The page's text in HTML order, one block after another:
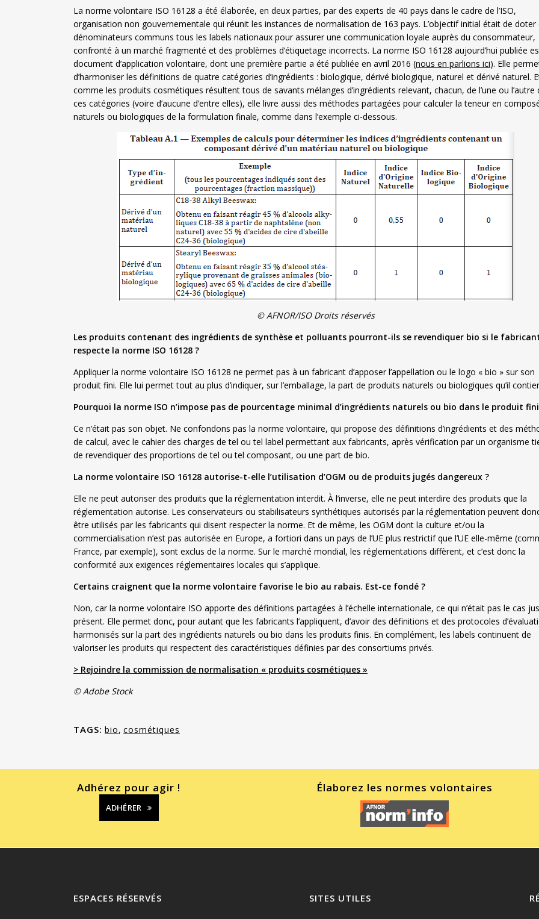
La norme volontaire ISO 16128 a été élaborée, en deux parties, par des experts de 40 pays dans le cadre de l’ISO,
organisation non gouvernementale qui réunit les instances de normalisation de 163 pays. L’objectif initial était de doter
dénominateurs communs tous les labels nationaux pour assurer une communication loyale auprès du consommateur,
confronté à un marché fragmenté et des problèmes d’étiquetage incorrects. La norme ISO 16128 aujourd’hui publiée
document d’application volontaire, dont une première partie a été publiée en avril 2016 (nous en parlions ici). Elle
d’harmoniser les définitions de quatre catégories d’ingrédients : biologique, dérivé biologique, naturel et dérivé naturel.
comme les produits cosmétiques résultent tous de savants mélanges d’ingrédients relevant, chacun, de l’une ou l’autre
ces catégories (voire d’aucune d’entre elles), elle livre aussi des méthodes partagées pour calculer la teneur en
naturels ou biologiques de la formulation finale, comme dans l’exemple ci-dessous.
© AFNOR/ISO Droits réservés
Les produits contenant des ingrédients de synthèse et polluants pourront-ils se revendiquer bio si le
respecte la norme ISO 16128 ?
Appliquer la norme volontaire ISO 16128 ne permet pas à un fabricant d’apposer l’appellation ou le logo « bio » sur son
produit fini. Elle lui permet tout au plus d’indiquer, sur l’emballage, la part de produits naturels ou biologiques qu’il
Pourquoi la norme ISO n’impose pas de pourcentage minimal d’ingrédients naturels ou bio dans le produit
Ce n’était pas son objet. Ne confondons pas la norme volontaire, qui propose des définitions d’ingrédients et des
de calcul, avec le cahier des charges de tel ou tel label permettant aux fabricants, après vérification par un organisme
de revendiquer des proportions de tel ou tel composant, ou une part de bio.
La norme volontaire ISO 16128 autorise-t-elle l’utilisation d’OGM ou de produits jugés dangereux ?
Elle ne peut autoriser des produits que la réglementation interdit. À l’inverse, elle ne peut interdire des produits que la
réglementation autorise. Les conservateurs ou stabilisateurs synthétiques autorisés par la réglementation peuvent
être utilisés par les fabricants qui disent respecter la norme. Et de même, les OGM dont la culture et/ou la
commercialisation n’est pas autorisée en Europe, a fortiori dans un pays de l’UE plus restrictif que l’UE elle-même
France, par exemple), sont exclus de la norme. Sur le marché mondial, les réglementations diffèrent, et c’est donc la
conformité aux exigences réglementaires locales qui s’applique.
Certains craignent que la norme volontaire favorise le bio au rabais. Est-ce fondé ?
Non, car la norme volontaire ISO apporte des définitions partagées à l’échelle internationale, ce qui n’était pas le cas
présent. Elle permet donc, pour autant que les fabricants l’appliquent, d’avoir des définitions et des protocoles
harmonisés sur la part des ingrédients naturels ou bio dans les produits finis. En complément, les labels continuent de
valoriser les produits qui respectent des caractéristiques définies par des consortiums privés.
> Rejoindre la commission de normalisation « produits cosmétiques »
© Adobe Stock
TAGS: bio, cosmétiques
Adhérez pour agir !
ADHÉRER
Élaborez les normes volontaires
ESPACES RÉSERVÉS SITES UTILES